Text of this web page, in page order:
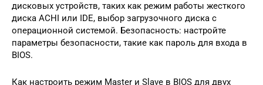
дисковых устройств, таких как режим работы жесткого
диска ACHI или IDE, выбор загрузочного диска с
операционной системой. Безопасность: настройте
параметры безопасности, такие как пароль для входа в
BIOS.
Как настроить режим Master и Slave в BIOS для двух